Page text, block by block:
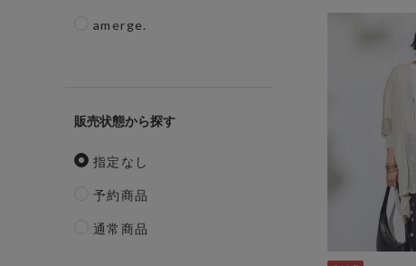
amerge.
販売状態
指定なし
予約商品
通常商品